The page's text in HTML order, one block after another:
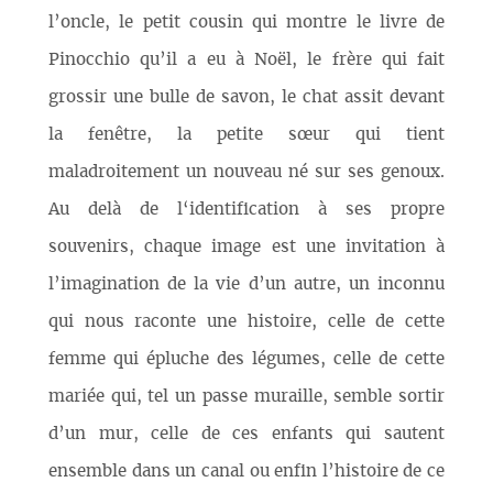
l’oncle, le petit cousin qui montre le livre de
Pinocchio qu’il a eu à Noël, le frère qui fait
grossir une bulle de savon, le chat assit devant
la fenêtre, la petite sœur qui tient
maladroitement un nouveau né sur ses genoux.
Au delà de l‘identification à ses propre
souvenirs, chaque image est une invitation à
l’imagination de la vie d’un autre, un inconnu
qui nous raconte une histoire, celle de cette
femme qui épluche des légumes, celle de cette
mariée qui, tel un passe muraille, semble sortir
d’un mur, celle de ces enfants qui sautent
ensemble dans un canal ou enfin l’histoire de ce